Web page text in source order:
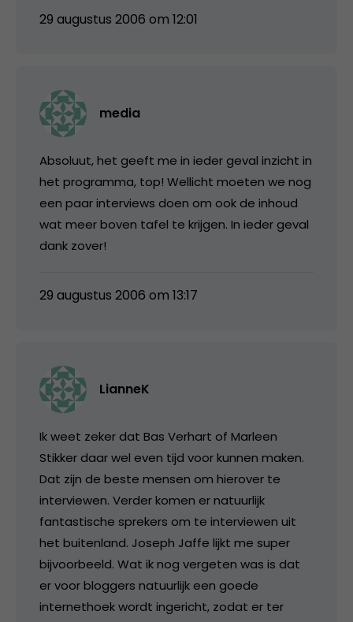
29 augustus 2006 om 12:01
media
Absoluut, het geeft me in ieder geval inzicht in
het programma, top! Wellicht moeten we nog
een paar interviews doen om ook de inhoud
wat meer boven tafel te krijgen. In ieder geval
dank zover!
29 augustus 2006 om 13:17
LianneK
Ik weet zeker dat Bas Verhart of Marleen
Stikker daar wel even tijd voor kunnen maken.
Dat zijn de beste mensen om hierover te
interviewen. Verder komen er natuurlijk
fantastische sprekers om te interviewen uit
het buitenland. Joseph Jaffe lijkt me super
bijvoorbeeld. Wat ik nog vergeten was is dat
er voor bloggers natuurlijk een goede
internethoek wordt ingericht, zodat er ter